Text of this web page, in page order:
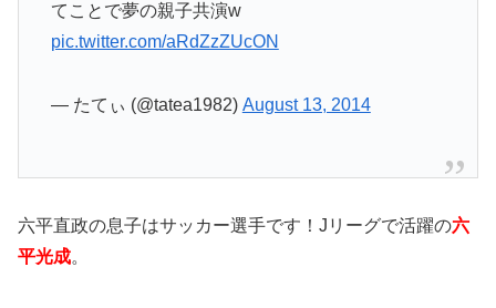
てことで夢の親子共演w
pic.twitter.com/aRdZzZUcON
— たてぃ (@tatea1982) August 13, 2014
六平直政の息子はサッカー選手です！Jリーグで活躍の六
平光成。